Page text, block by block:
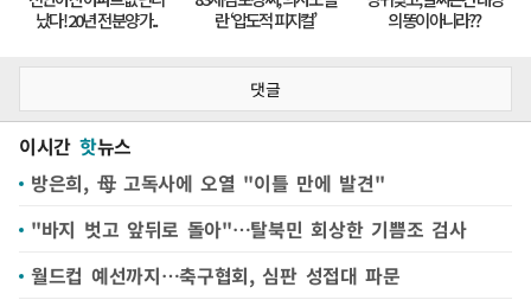
댓글
이시간 핫뉴스
방은희, 母 고독사에 오열 "이틀 만에 발견"
"바지 벗고 앞뒤로 돌아"…탈북민 회상한 기쁨조 검사
월드컵 예선까지…축구협회, 심판 성접대 파문